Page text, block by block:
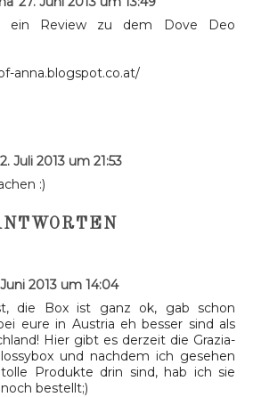
ein Review zu dem Dove Deo
anna.blogspot.co.at/
2. Juli 2013 um 21:53
:)
2013 um 14:04
die Box ist ganz ok, gab schon
eure in Austria eh besser sind als
Hier gibt es derzeit die Grazia-
und nachdem ich gesehen
Produkte drin sind, hab ich sie
bestellt;)